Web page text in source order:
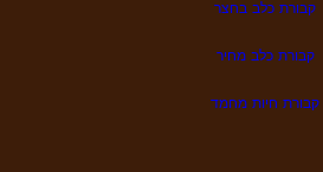
קבורת כלב בחצר
קבורת כלב מחיר
קבורת חיות מחמד